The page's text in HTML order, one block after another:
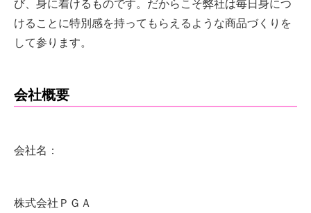
び、身に着けるものです。だからこそ弊社は毎日身につ
けることに特別感を持ってもらえるような商品づくりを
して参ります。
会社概要
会社名：
株式会社ＰＧＡ